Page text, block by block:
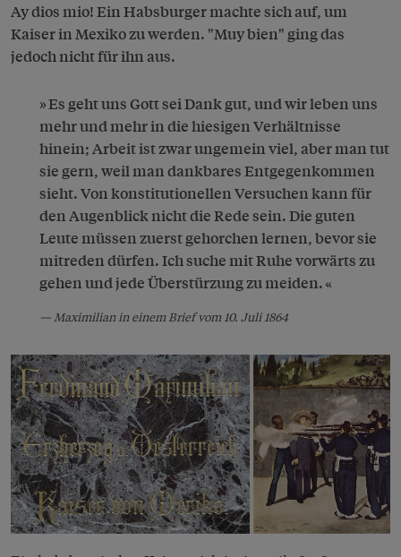
Ay dios mio! Ein Habsburger machte sich auf, um
Kaiser in Mexiko zu werden. "Muy bien" ging das
jedoch nicht für ihn aus.
Es geht uns Gott sei Dank gut, und wir leben uns
mehr und mehr in die hiesigen Verhältnisse
hinein; Arbeit ist zwar ungemein viel, aber man tut
sie gern, weil man dankbares Entgegenkommen
sieht. Von konstitutionellen Versuchen kann für
den Augenblick nicht die Rede sein. Die guten
Leute müssen zuerst gehorchen lernen, bevor sie
mitreden dürfen. Ich suche mit Ruhe vorwärts zu
gehen und jede Überstürzung zu meiden.
Maximilian in einem Brief vom 10. Juli 1864